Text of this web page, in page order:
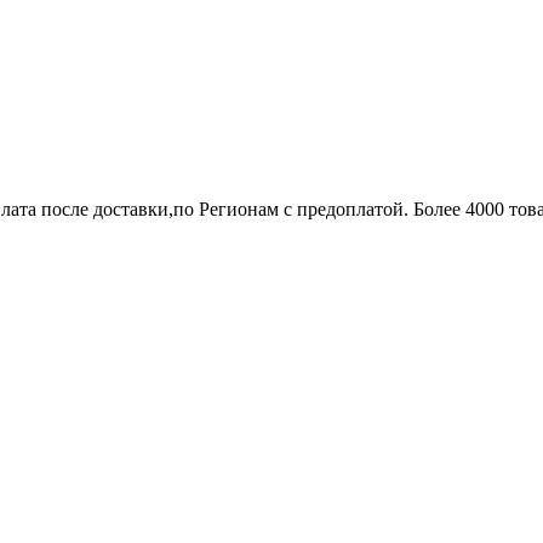
после доставки,по Регионам с предоплатой. Более 4000